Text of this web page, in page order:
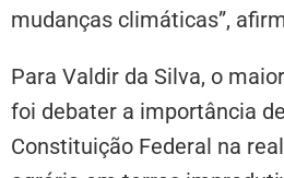
mudanças climáticas”,
Para Valdir da Silva, o
foi debater a importância
Constituição Federal na